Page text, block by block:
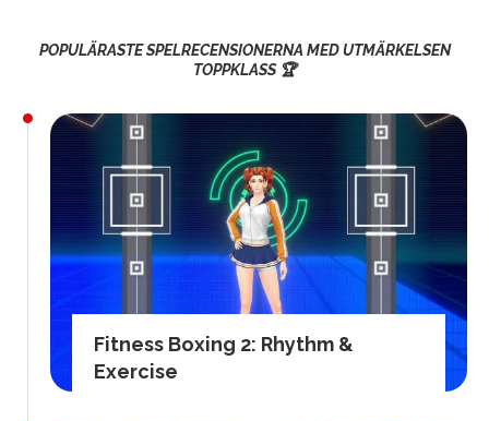
POPULÄRASTE SPELRECENSIONERNA MED UTMÄRKELSEN
TOPPKLASS 🏆
Fitness Boxing 2: Rhythm &
Exercise